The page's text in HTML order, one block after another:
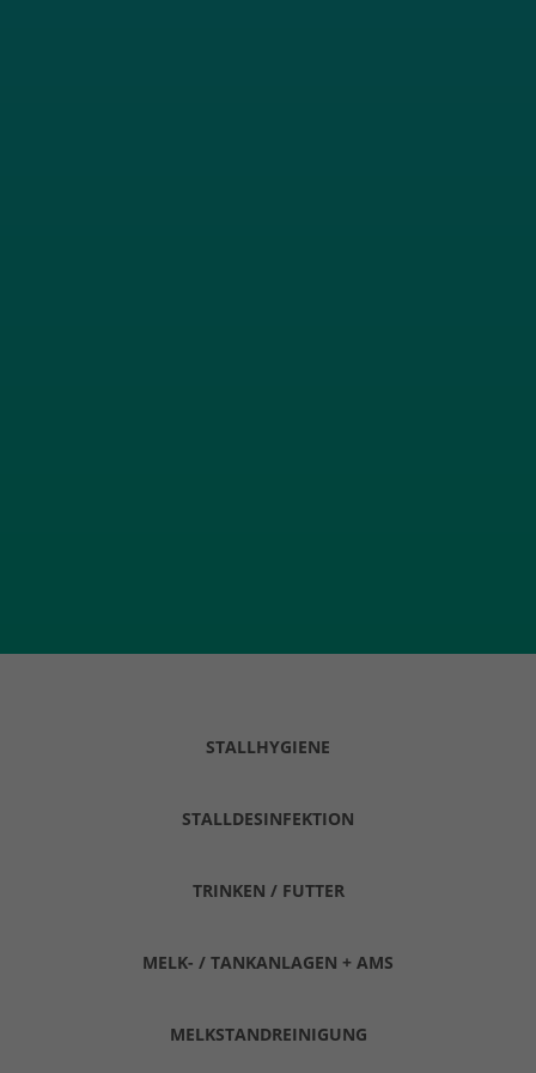
STALLHYGIENE
STALLDESINFEKTION
TRINKEN / FUTTER
MELK- / TANKANLAGEN + AMS
MELKSTANDREINIGUNG